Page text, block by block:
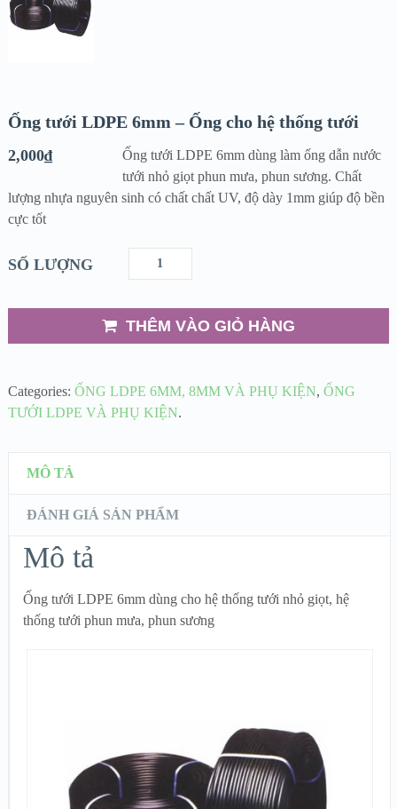
Ống tưới LDPE 6mm – Ống cho hệ thống tưới
2,000₫
Ống tưới LDPE 6mm dùng làm ống dẫn nước
tưới nhỏ giọt phun mưa, phun sương. Chất
lượng nhựa nguyên sinh có chất chất UV, độ dày 1mm giúp độ bền
cực tốt
SỐ LƯỢNG
THÊM VÀO GIỎ HÀNG
Categories: ỐNG LDPE 6MM, 8MM VÀ PHỤ KIỆN, ỐNG
TƯỚI LDPE VÀ PHỤ KIỆN.
MÔ TẢ
ĐÁNH GIÁ SẢN PHẨM
Mô tả
Ống tưới LDPE 6mm dùng cho hệ thống tưới nhỏ giọt, hệ
thống tưới phun mưa, phun sương